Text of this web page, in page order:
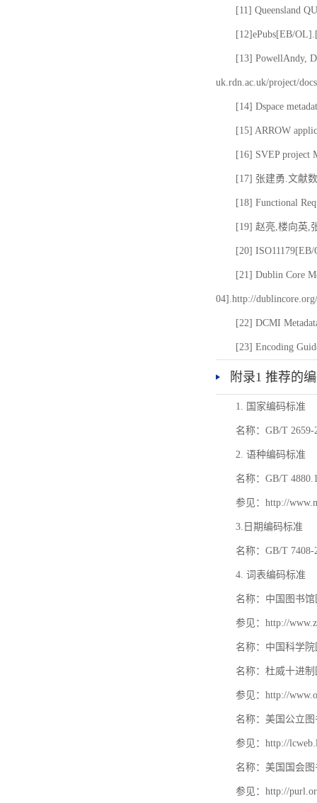
[11] Queensland
[12]ePubs[EB/
[13] PowellAndy,
uk.rdn.ac.uk/project/
[14] Dspace
[15] ARROW
[16] SVEP project
[17] 张建勇.文献
[18] Functional
[19] 赵亮,楼向英,
[20] ISO11179[EB/
[21] Dublin Core
04].http://
[22] DCMI
[23] Encoding
附录1 推荐的
1. 国家编码标准
名称：GB/T
2. 语种编码标准
名称：GB/T
参见：http://
3.日期编码标准
名称：GB/T
4. 词表编码标准
名称：中国图书
参见：http://
名称：中国科学
名称：杜威十进
参见：http://
名称：美国公立
参见：http://
名称：美国国会
参见：http://